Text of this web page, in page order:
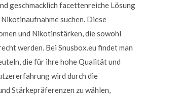
geschmacklich facettenreiche Lösung
suchen. Diese
und Nikotinstärken, die sowohl
werden. Bei Snusbox.eu findet man
die für ihre hohe Qualität und
wird durch die
Stärkepräferenzen zu wählen,